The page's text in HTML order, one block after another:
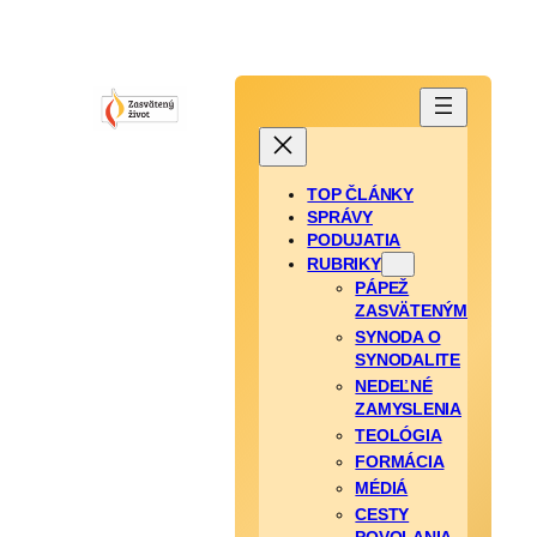
TOP ČLÁNKY
SPRÁVY
PODUJATIA
RUBRIKY
PÁPEŽ
ZASVÄTENÝM
SYNODA O
SYNODALITE
NEDEĽNÉ
ZAMYSLENIA
TEOLÓGIA
FORMÁCIA
MÉDIÁ
CESTY